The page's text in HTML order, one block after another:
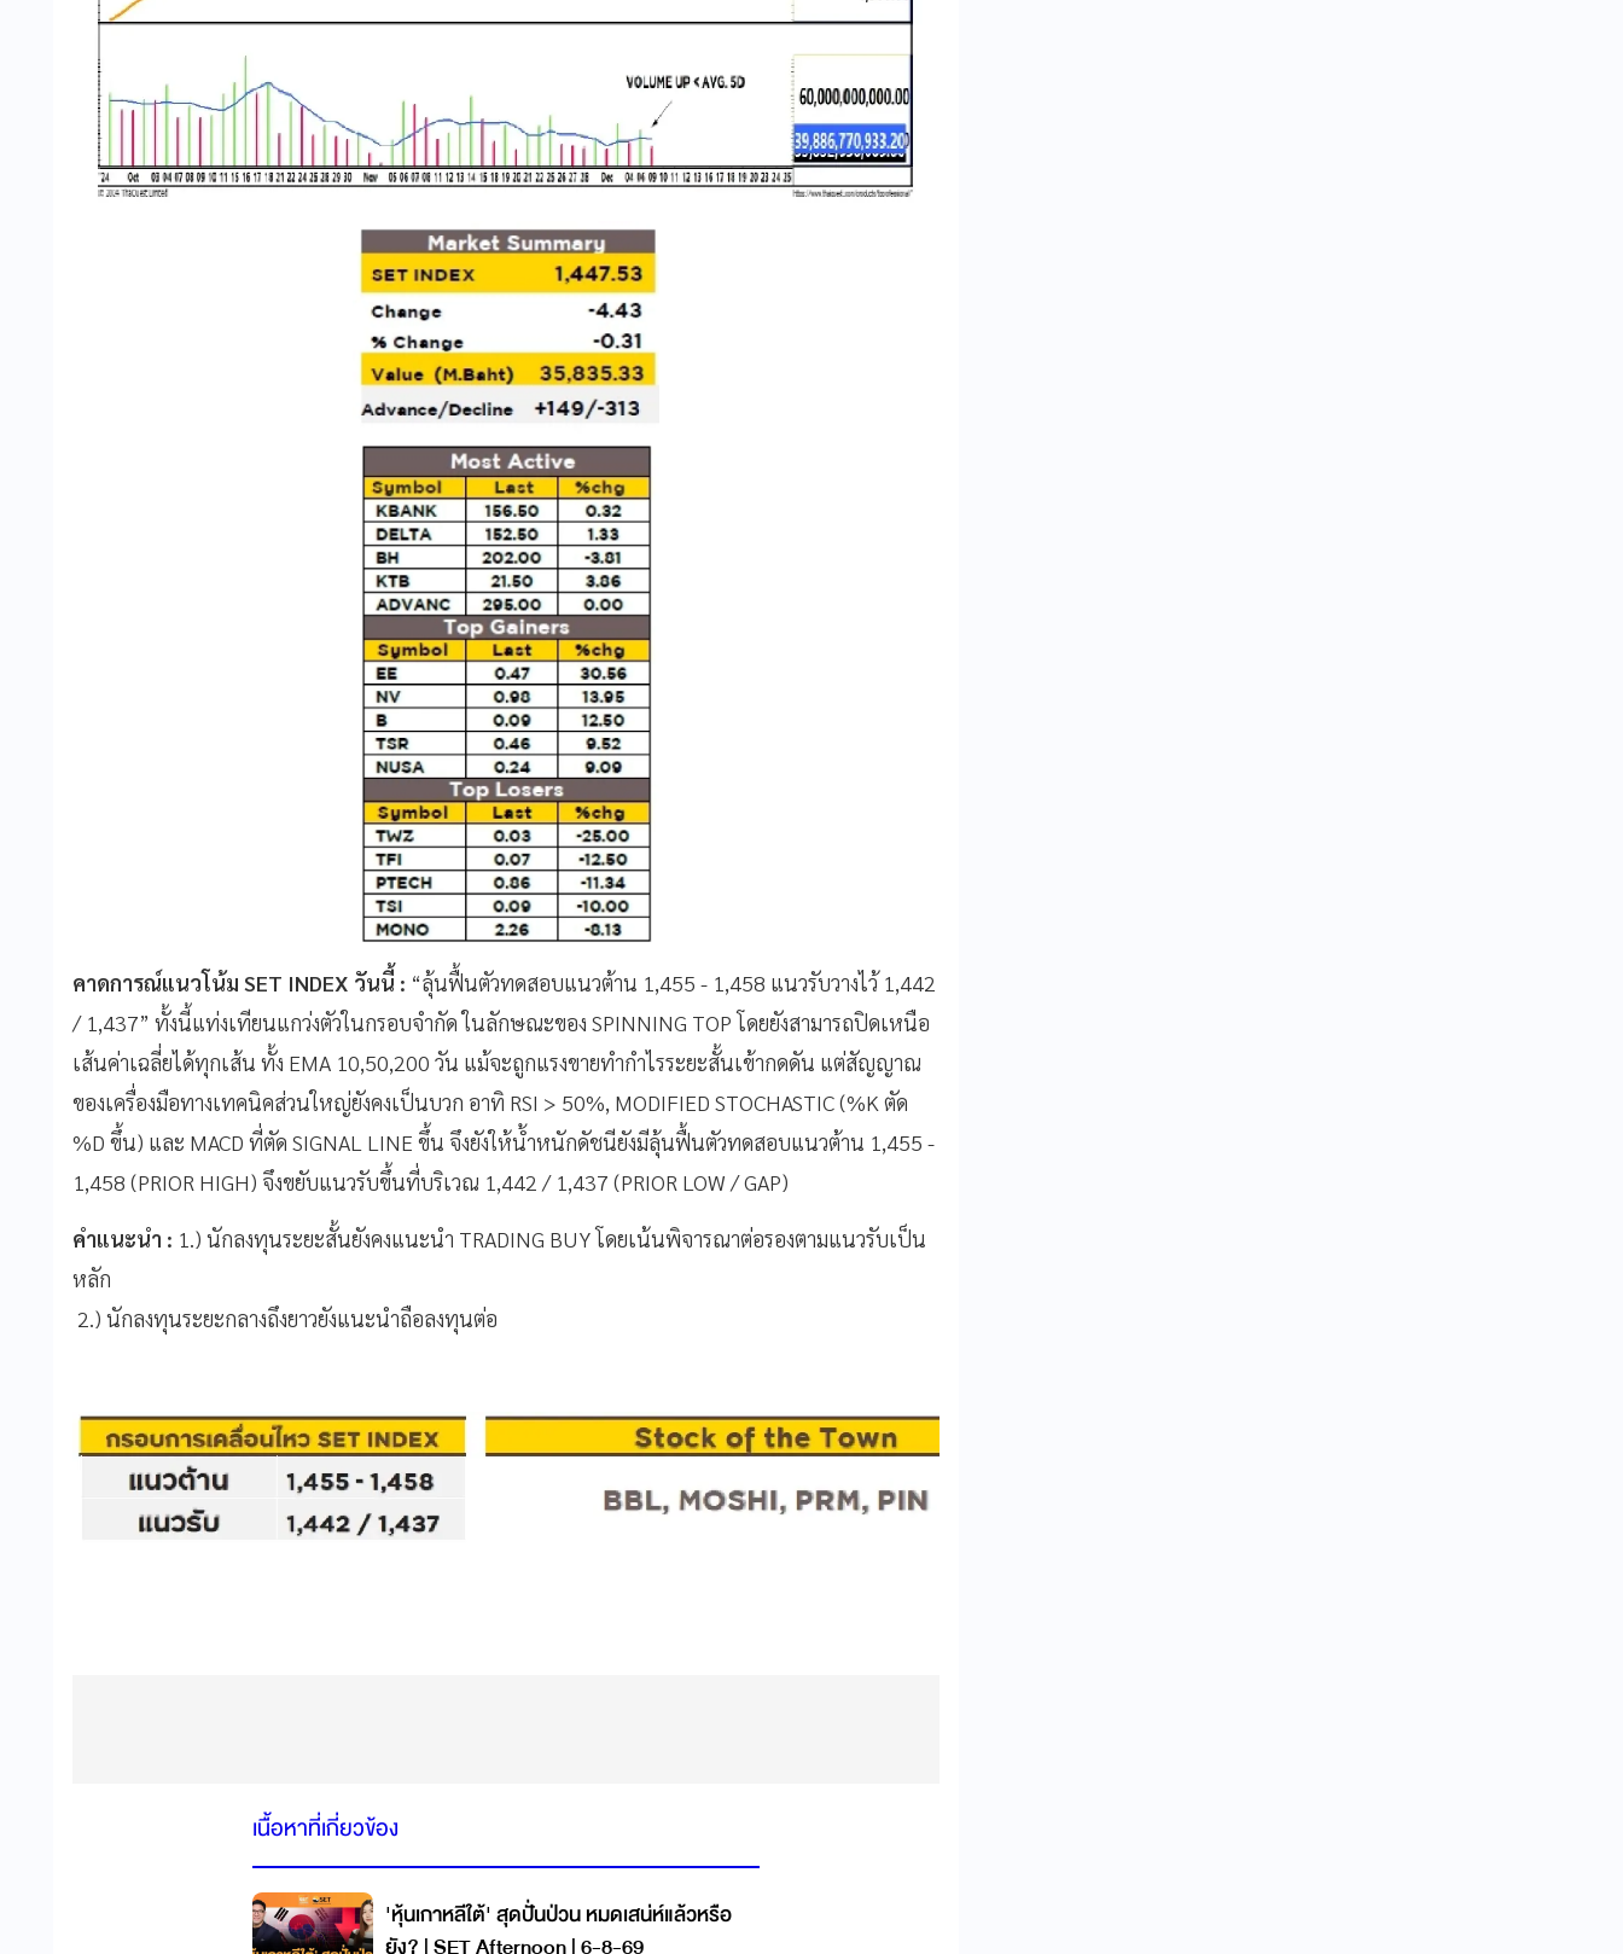
คาดการณ์แนวโน้ม SET INDEX วันนี้ : “ลุ้นฟื้นตัวทดสอบแนวต้าน 1,455 - 1,458 แนวรับวางไว้ 1,442
/ 1,437” ทั้งนี้แท่งเทียนแกว่งตัวในกรอบจำกัด ในลักษณะของ SPINNING TOP โดยยังสามารถปิดเหนือ
เส้นค่าเฉลี่ยได้ทุกเส้น ทั้ง EMA 10,50,200 วัน แม้จะถูกแรงขายทำกำไรระยะสั้นเข้ากดดัน แต่สัญญาณ
ของเครื่องมือทางเทคนิคส่วนใหญ่ยังคงเป็นบวก อาทิ RSI > 50%, MODIFIED STOCHASTIC (%K ตัด
%D ขึ้น) และ MACD ที่ตัด SIGNAL LINE ขึ้น จึงยังให้น้ำหนักดัชนียังมีลุ้นฟื้นตัวทดสอบแนวต้าน 1,455 -
1,458 (PRIOR HIGH) จึงขยับแนวรับขึ้นที่บริเวณ 1,442 / 1,437 (PRIOR LOW / GAP)
คำแนะนำ : 1.) นักลงทุนระยะสั้นยังคงแนะนำ TRADING BUY โดยเน้นพิจารณาต่อรองตามแนวรับเป็น
หลัก
2.) นักลงทุนระยะกลางถึงยาวยังแนะนำถือลงทุนต่อ
เนื้อหาที่เกี่ยวข้อง
'หุ้นเกาหลีใต้' สุดปั่นป่วน หมดเสน่ห์แล้วหรือ